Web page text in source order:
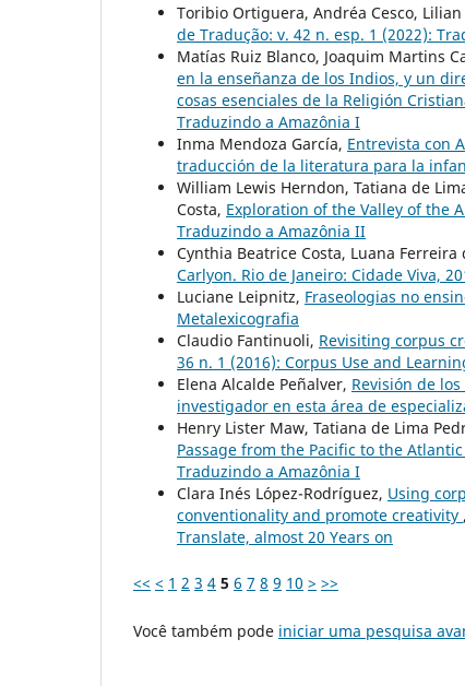
Toribio Ortiguera, Andréa Cesco,
de Tradução: v. 42 n. esp. 1 (2022):
Matías Ruiz Blanco, Joaquim Martins
en la enseñanza de los Indios, y un
cosas esenciales de la Religión
Traduzindo a Amazônia I
Inma Mendoza García, Entrevista con
traducción de la literatura para la
William Lewis Herndon, Tatiana de
Costa, Exploration of the Valley of the
Traduzindo a Amazônia II
Cynthia Beatrice Costa, Luana Ferreira
Carlyon. Rio de Janeiro: Cidade Viva,
Luciane Leipnitz, Fraseologias no
Metalexicografia
Claudio Fantinuoli, Revisiting corpus
36 n. 1 (2016): Corpus Use and
Elena Alcalde Peñalver, Revisión de
investigador en esta área de
Henry Lister Maw, Tatiana de Lima
Passage from the Pacific to the
Traduzindo a Amazônia I
Clara Inés López-Rodríguez, Using
conventionality and promote creativity ,
Translate, almost 20 Years on
<< < 1 2 3 4 5 6 7 8 9 10 > >>
Você também pode iniciar uma pesquisa